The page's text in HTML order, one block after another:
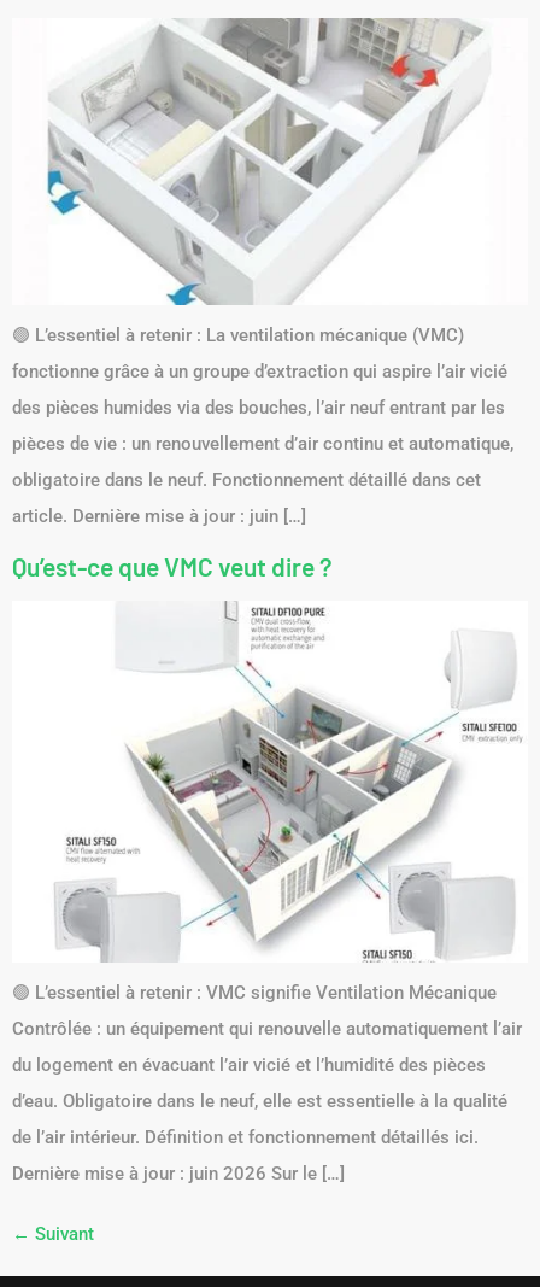
🟢 L’essentiel à retenir : La ventilation mécanique (VMC)
fonctionne grâce à un groupe d’extraction qui aspire l’air vicié
des pièces humides via des bouches, l’air neuf entrant par les
pièces de vie : un renouvellement d’air continu et automatique,
obligatoire dans le neuf. Fonctionnement détaillé dans cet
article. Dernière mise à jour : juin […]
Qu’est-ce que VMC veut dire ?
🟢 L’essentiel à retenir : VMC signifie Ventilation Mécanique
Contrôlée : un équipement qui renouvelle automatiquement l’air
du logement en évacuant l’air vicié et l’humidité des pièces
d’eau. Obligatoire dans le neuf, elle est essentielle à la qualité
de l’air intérieur. Définition et fonctionnement détaillés ici.
Dernière mise à jour : juin 2026 Sur le […]
← Suivant